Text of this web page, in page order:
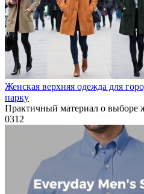
Женская верхняя одежда для
парку
Практичный материал о выборе
0312